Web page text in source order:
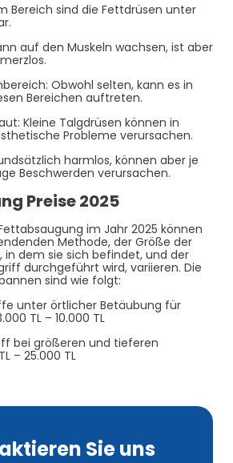
Bereich sind die Fettdrüsen unter
auf den Muskeln wachsen, ist aber
Obwohl selten, kann es in
Bereichen auftreten.
Kleine Talgdrüsen können in
Probleme verursachen.
harmlos, können aber je
Beschwerden verursachen.
Preise 2025
im Jahr 2025 können
Methode, der Größe der
in dem sie sich befindet, und der
durchgeführt wird, variieren. Die
sind wie folgt:
unter örtlicher Betäubung für
TL – 10.000 TL
bei größeren und tieferen
– 25.000 TL
Sie uns